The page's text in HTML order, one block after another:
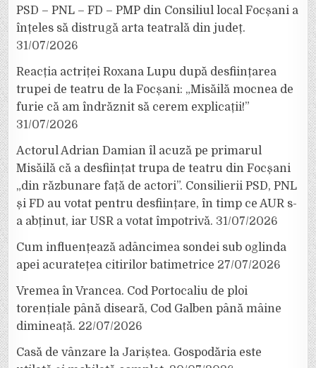
PSD – PNL – FD – PMP din Consiliul local Focșani a
înțeles să distrugă arta teatrală din județ.
31/07/2026
Reacția actriței Roxana Lupu după desființarea
trupei de teatru de la Focșani: „Misăilă mocnea de
furie că am îndrăznit să cerem explicații!”
31/07/2026
Actorul Adrian Damian îl acuză pe primarul
Misăilă că a desființat trupa de teatru din Focșani
„din răzbunare față de actori”. Consilierii PSD, PNL
și FD au votat pentru desființare, în timp ce AUR s-
a abținut, iar USR a votat împotrivă. 31/07/2026
Cum influențează adâncimea sondei sub oglinda
apei acuratețea citirilor batimetrice 27/07/2026
Vremea în Vrancea. Cod Portocaliu de ploi
torențiale până diseară, Cod Galben până mâine
dimineață. 22/07/2026
Casă de vânzare la Jariștea. Gospodăria este